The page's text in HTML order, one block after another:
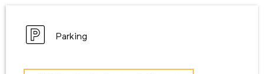
Parking